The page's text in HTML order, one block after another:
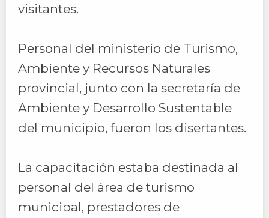
visitantes.
Personal del ministerio de Turismo,
Ambiente y Recursos Naturales
provincial, junto con la secretaría de
Ambiente y Desarrollo Sustentable
del municipio, fueron los disertantes.
La capacitación estaba destinada al
personal del área de turismo
municipal, prestadores de